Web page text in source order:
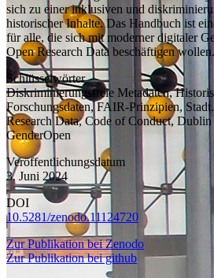
sich zu einer inklusiven und
historischer Inhalte. Das Handbuch ist
für alle, die sich mit moderner digitaler
Open Research Data beschäftigen wollen.
Schlüsselwörter
Diskriminierungsfreie Metadaten,
Forschungsdaten, FAIR-Prinzipien,
Research Data, Code of Conduct,
GenderOpen
Veröffentlichungsdatum
3. Juni 2024
DOI
10.5281/zenodo.11124720
Zur Publikation bei Zenodo
Zur Publikation bei github